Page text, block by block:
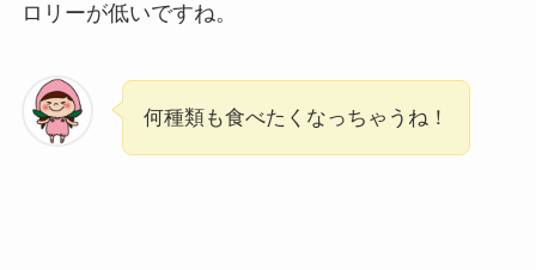
ロリーが低いですね。
何種類も食べたくなっちゃうね！